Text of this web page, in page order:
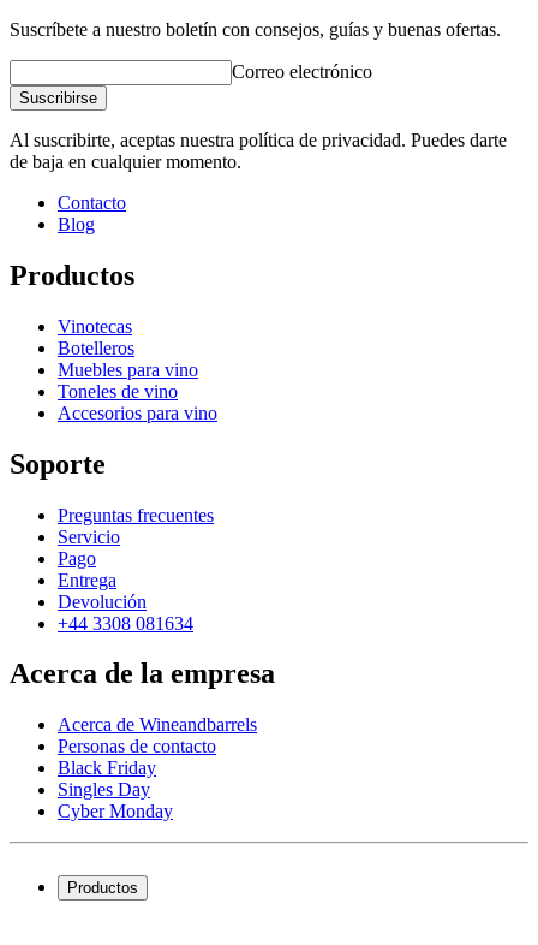
Suscríbete a nuestro boletín con consejos, guías y buenas ofertas.
Correo electrónico
Suscribirse
Al suscribirte, aceptas nuestra política de privacidad. Puedes darte
de baja en cualquier momento.
Contacto
Blog
Productos
Vinotecas
Botelleros
Muebles para vino
Toneles de vino
Accesorios para vino
Soporte
Preguntas frecuentes
Servicio
Pago
Entrega
Devolución
+44 3308 081634
Acerca de la empresa
Acerca de Wineandbarrels
Personas de contacto
Black Friday
Singles Day
Cyber Monday
Productos